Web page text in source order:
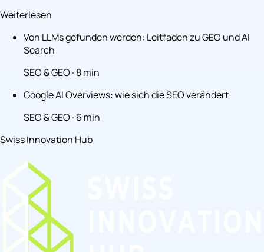
Weiterlesen
Von LLMs gefunden werden: Leitfaden zu GEO und AI
Search
SEO & GEO · 8 min
Google AI Overviews: wie sich die SEO verändert
SEO & GEO · 6 min
Swiss Innovation Hub